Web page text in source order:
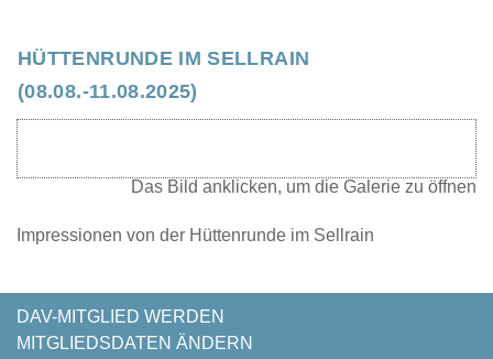
HÜTTENRUNDE IM SELLRAIN
(08.08.-11.08.2025)
Impressionen von der Hüttenrunde im Sellrain
NAVIGATION
ÜBERSPRINGEN
DAV-MITGLIED WERDEN
MITGLIEDSDATEN ÄNDERN